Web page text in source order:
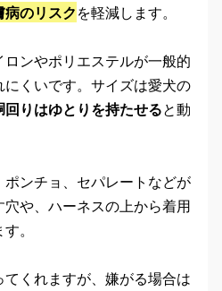
のリスクを軽減します。
ンやポリエステルが一般的
くいです。サイズは愛犬の
回りはゆとりを持たせると動
ンチョ、セパレートなどが
や、ハーネスの上から着用
。
くれますが、嫌がる場合は